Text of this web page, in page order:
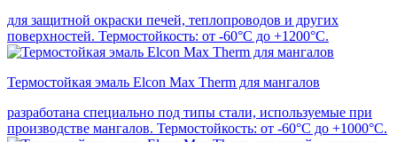
для защитной окраски печей, теплопроводов и других
поверхностей. Термостойкость: от -60°С до +1200°С.
Термостойкая эмаль Elcon Max Therm для мангалов
разработана специально под типы стали, используемые при
производстве мангалов. Термостойкость: от -60°С до +1000°С.